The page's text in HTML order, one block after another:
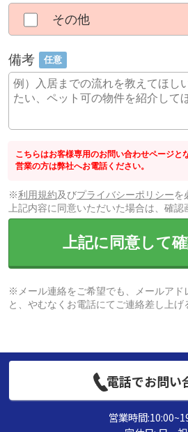
その他
備考 任意
こちらはお客様専用のお問い合わせページと
営業の方は弊社へお電話ください。
※利用規約及びプライバシーポリシーを
上記内容に同意いただいた場合は、確認
上記に同意して
※メール連絡をご希望でも、メールアド
と、やむなくお電話にてご連絡差し上げ
電話でお問い
営業時間